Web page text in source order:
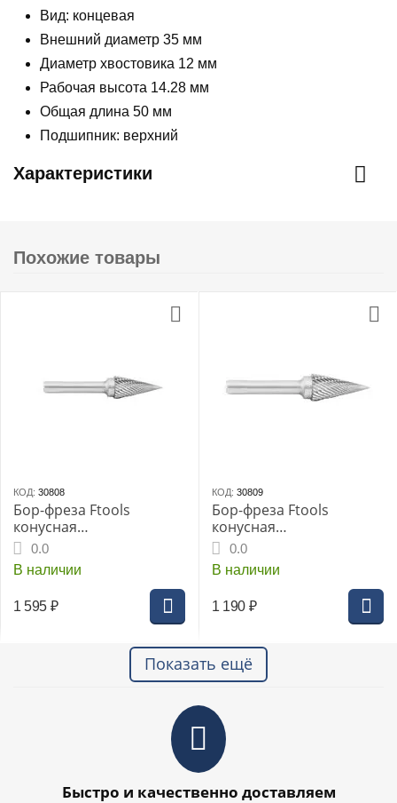
Вид: концевая
Внешний диаметр 35 мм
Диаметр хвостовика 12 мм
Рабочая высота 14.28 мм
Общая длина 50 мм
Подшипник: верхний
Характеристики
Похожие товары
КОД: 30808
Бор-фреза Ftools
конусная
твердосплавная 12.0
0.0
В наличии
1 595 ₽
КОД: 30809
Бор-фреза Ftools
конусная
твердосплавная 6.0
0.0
В наличии
1 190 ₽
Показать ещё
Быстро и качественно доставляем